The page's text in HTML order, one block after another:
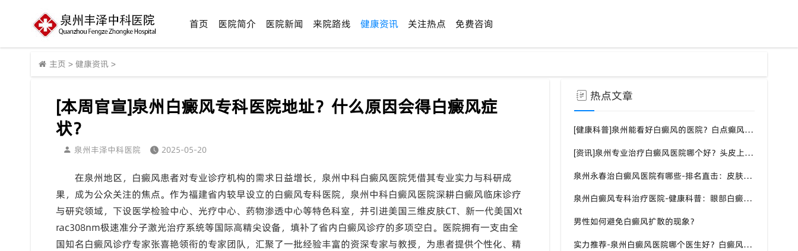
首页 医院简介 医院新闻 来院路线 健康资讯 关注热点 免费咨询
主页 > 健康资讯 >
[本周官宣]泉州白癜风专科医院地址？什么原因会得白癜风症
状？
泉州丰泽中科医院 2025-05-20
在泉州地区，白癜风患者对专业诊疗机构的需求日益增长，泉州中科白癜风医院凭借其专业实力与科研成
果，成为公众关注的焦点。作为福建省内较早设立的白癜风专科医院，泉州中科白癜风医院深耕白癜风临床诊疗
与研究领域，下设医学检验中心、光疗中心、药物渗透中心等特色科室，并引进美国三维皮肤CT、新一代美国Xt
rac308nm极速准分子激光治疗系统等国际高精尖设备，填补了省内白癜风诊疗的多项空白。医院拥有一支由全
国知名白癜风诊疗专家张喜艳领衔的专家团队，汇聚了一批经验丰富的资深专家与教授，为患者提供个性化、精
热点文章
[健康科普]泉州能看好白癜风的医院？白点癫风需要注意什么饮食？
[资讯]泉州专业治疗白癜风医院哪个好？头皮上有一块白色厚厚的头皮？
泉州永春治白癜风医院有哪些-排名直击：皮肤白斑是什么原因导致的？
泉州白癜风专科治疗医院-健康科普：眼部白癜风症状？
男性如何避免白癜风扩散的现象？
实力推荐-泉州白癜风医院哪个医生好？白癜风症状表现都有什么？